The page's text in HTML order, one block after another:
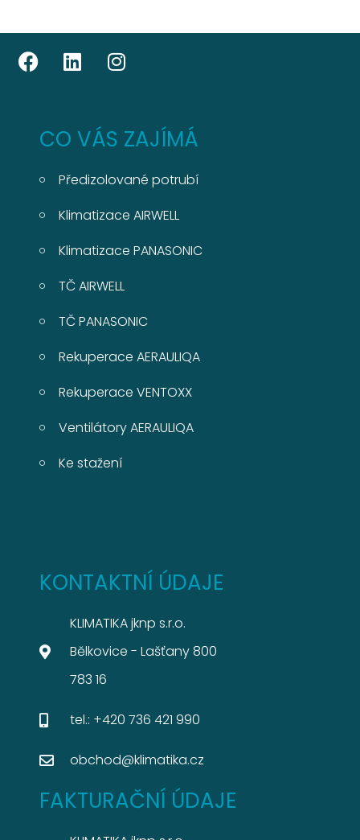
CO VÁS ZAJÍMÁ
Předizolované potrubí
Klimatizace AIRWELL
Klimatizace PANASONIC
TČ AIRWELL
TČ PANASONIC
Rekuperace AERAULIQA
Rekuperace VENTOXX
Ventilátory AERAULIQA
Ke stažení
KONTAKTNÍ ÚDAJE
KLIMATIKA jknp s.r.o.
Bělkovice - Lašťany 800
783 16
tel.: +420 736 421 990
obchod@klimatika.cz
FAKTURAČNÍ ÚDAJE